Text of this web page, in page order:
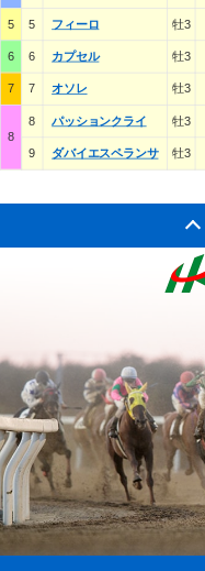
5 5 フィーロ 牡3
6 6 カプセル 牡3
7 7 オソレ 牡3
8
8 パッションクライ 牡3
9 ダバイエスペランサ 牡3